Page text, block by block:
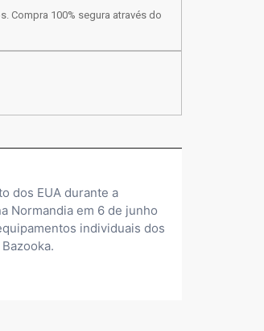
Compra 100% segura através do
dos EUA durante a
Normandia em 6 de junho
individuais dos